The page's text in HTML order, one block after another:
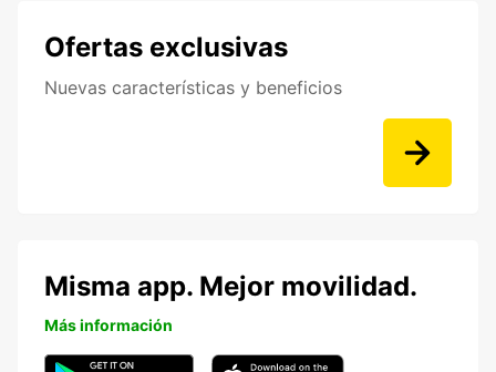
Ofertas exclusivas
Nuevas características y beneficios
Misma app. Mejor movilidad.
Más información